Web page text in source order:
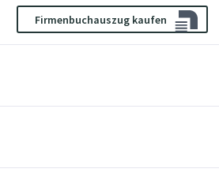
Firmenbuchauszug kaufen